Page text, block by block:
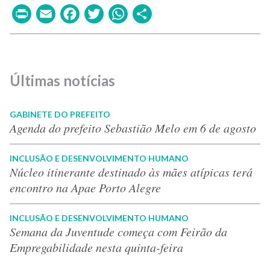
PrintEmailFacebook
TwitterWhatsApp
Últimas notícias
GABINETE DO PREFEITO
Agenda do prefeito Sebastião Melo em 6 de agosto
INCLUSÃO E DESENVOLVIMENTO HUMANO
Núcleo itinerante destinado às mães atípicas terá
encontro na Apae Porto Alegre
INCLUSÃO E DESENVOLVIMENTO HUMANO
Semana da Juventude começa com Feirão da
Empregabilidade nesta quinta-feira